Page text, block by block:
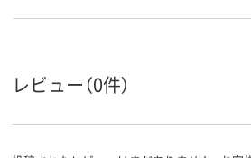
レビュー（0件）